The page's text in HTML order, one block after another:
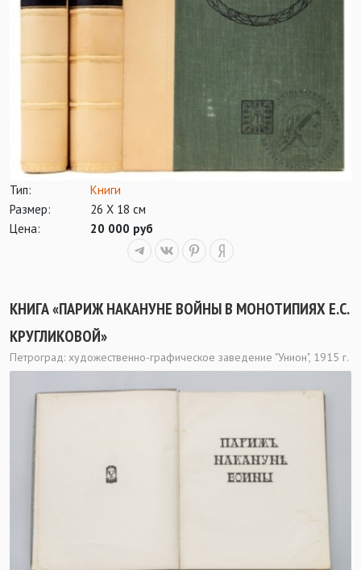
Тип:
Книги
Размер:
26 Х 18 см
Цена:
20 000 руб
КНИГА «ПАРИЖ НАКАНУНЕ ВОЙНЫ В МОНОТИПИЯХ Е.С.
КРУГЛИКОВОЙ»
Петроград: художественно-графическое заведение "Унион", 1915 г.